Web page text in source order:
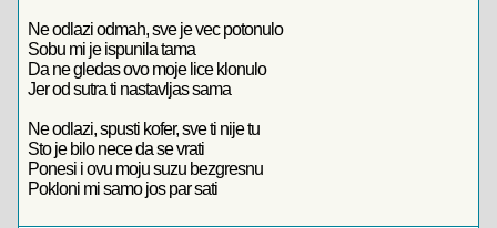
Ne odlazi odmah, sve je vec potonulo
Sobu mi je ispunila tama
Da ne gledas ovo moje lice klonulo
Jer od sutra ti nastavljas sama
Ne odlazi, spusti kofer, sve ti nije tu
Sto je bilo nece da se vrati
Ponesi i ovu moju suzu bezgresnu
Pokloni mi samo jos par sati